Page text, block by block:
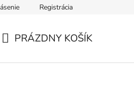
Registrácia
PRÁZDNY KOŠÍK